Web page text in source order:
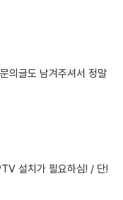
의글도 남겨주셔서 정말
설치가 필요하심! / 단!